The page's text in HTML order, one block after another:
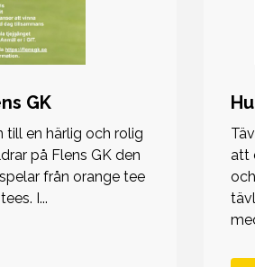
GK
till en härlig och rolig
på Flens GK den
från orange tee
I...
att